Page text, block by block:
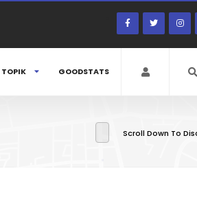
TOPIK GOODSTATS
Scroll Down To